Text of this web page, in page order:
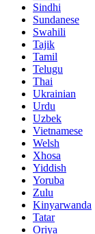
Sindhi
Sundanese
Swahili
Tajik
Tamil
Telugu
Thai
Ukrainian
Urdu
Uzbek
Vietnamese
Welsh
Xhosa
Yiddish
Yoruba
Zulu
Kinyarwanda
Tatar
Oriya